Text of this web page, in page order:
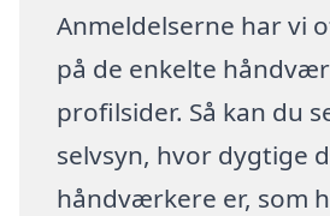
Anmeldelserne har vi
på de enkelte
profilsider. Så kan du
selvsyn, hvor dygtige
håndværkere er, som